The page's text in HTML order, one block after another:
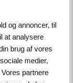
og annoncer, til
at analysere
brug af vores
medier,
partnere
against
potential